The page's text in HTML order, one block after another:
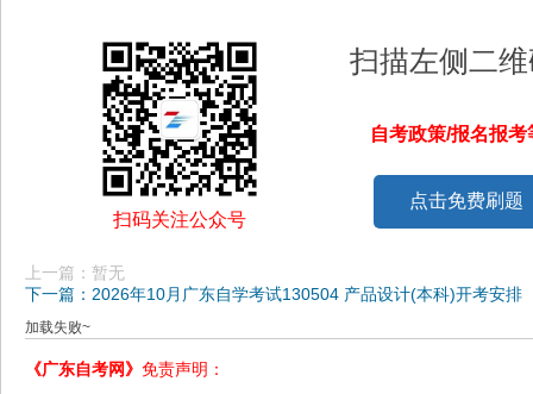
扫码关注公众号
扫描左侧二
自考政策/报名报
点击免费刷题
上一篇：暂无
下一篇：2026年10月广东自学考试130504 产品设计(本科)开考安排
加载失败~
《广东自考网》 免责声明：